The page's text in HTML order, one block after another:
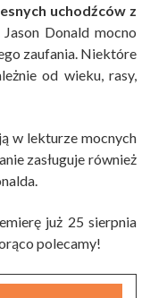
uchodźców z
Jason Donald mocno
zaufania. Niektóre
od wieku, rasy,
w lekturze mocnych
zasługuje również
już 25 sierpnia
polecamy!